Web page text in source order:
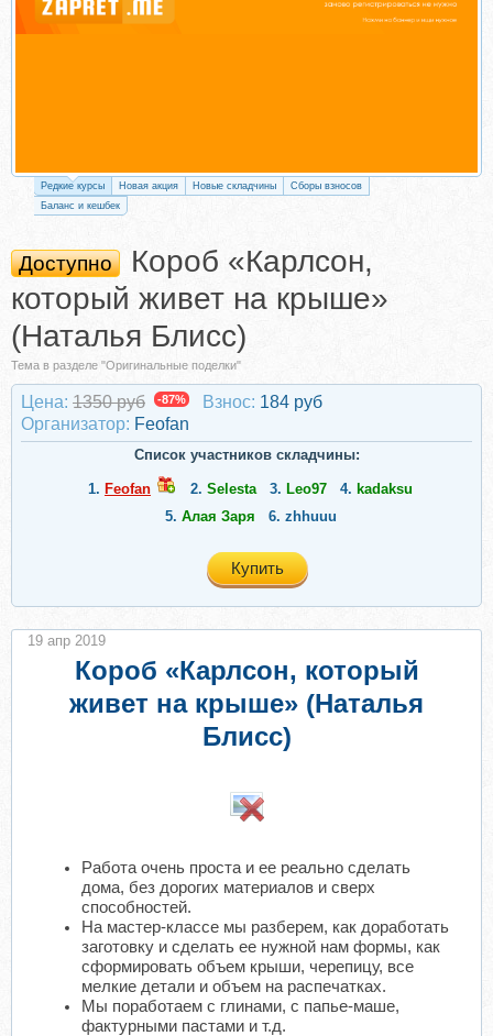
Редкие курсы Новая акция Новые складчины
Сборы взносов
Баланс и кешбек
Доступно
Короб «Карлсон,
который живет на крыше»
(Наталья Блисс)
Тема в разделе "Оригинальные поделки"
Цена: 1350 руб -87% Взнос: 184 руб
Организатор: Feоfan
Список участников складчины:
1. Feоfan 2. Selesta 3. Leo97 4. kadaksu
5. Алая Заря 6. zhhuuu
Купить
Короб «Карлсон, который
живет на крыше» (Наталья
Блисс)
Работа очень проста и ее реально сделать
дома, без дорогих материалов и сверх
способностей.
На мастер-классе мы разберем, как доработать
заготовку и сделать ее нужной нам формы, как
сформировать объем крыши, черепицу, все
мелкие детали и объем на распечатках.
Мы поработаем с глинами, с папье-маше,
фактурными пастами и т.д.
19 апр 2019